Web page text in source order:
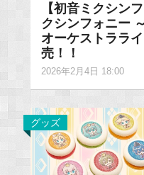
【初音ミクシン
クシンフォニー
オーケストララ
売！！
2026年2月4日 18:00
グッズ